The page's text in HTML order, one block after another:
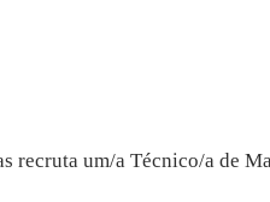
recruta um/a Técnico/a de